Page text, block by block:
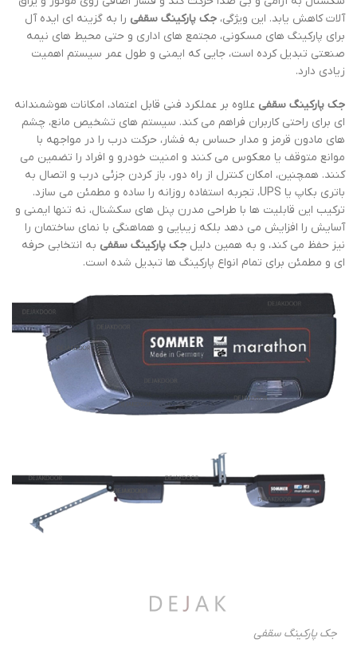
آلات کاهش یابد. این ویژگی، جک پارکینگ سقفی را به گزینه ای ایده آل
برای پارکینگ های مسکونی، مجتمع های اداری و حتی محیط های نیمه
صنعتی تبدیل کرده است، جایی که ایمنی و طول عمر سیستم اهمیت
زیادی دارد.
جک پارکینگ سقفی علاوه بر عملکرد فنی قابل اعتماد، امکانات هوشمندانه
ای برای راحتی کاربران فراهم می کند. سیستم های تشخیص مانع، چشم
های مادون قرمز و مدار حساس به فشار، حرکت درب را در مواجهه با
موانع متوقف یا معکوس می کنند و امنیت خودرو و افراد را تضمین می
کنند. همچنین، امکان کنترل از راه دور، باز کردن جزئی درب و اتصال به
باتری بکاپ یا UPS، تجربه استفاده روزانه را ساده و مطمئن می سازد.
ترکیب این قابلیت ها با طراحی مدرن پنل های سکشنال، نه تنها ایمنی و
آسایش را افزایش می دهد بلکه زیبایی و هماهنگی با نمای ساختمان را
نیز حفظ می کند، و به همین دلیل جک پارکینگ سقفی به انتخابی حرفه
ای و مطمئن برای تمام انواع پارکینگ ها تبدیل شده است.
جک پارکینگ سقفی